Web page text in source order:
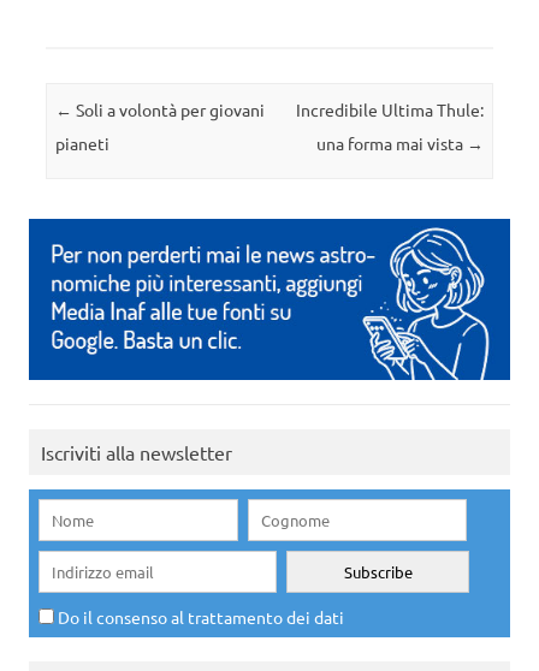
Navigazione articolo
← Soli a volontà per giovani
pianeti
Incredibile Ultima Thule:
una forma mai vista →
Iscriviti alla newsletter
Do il consenso al trattamento dei dati